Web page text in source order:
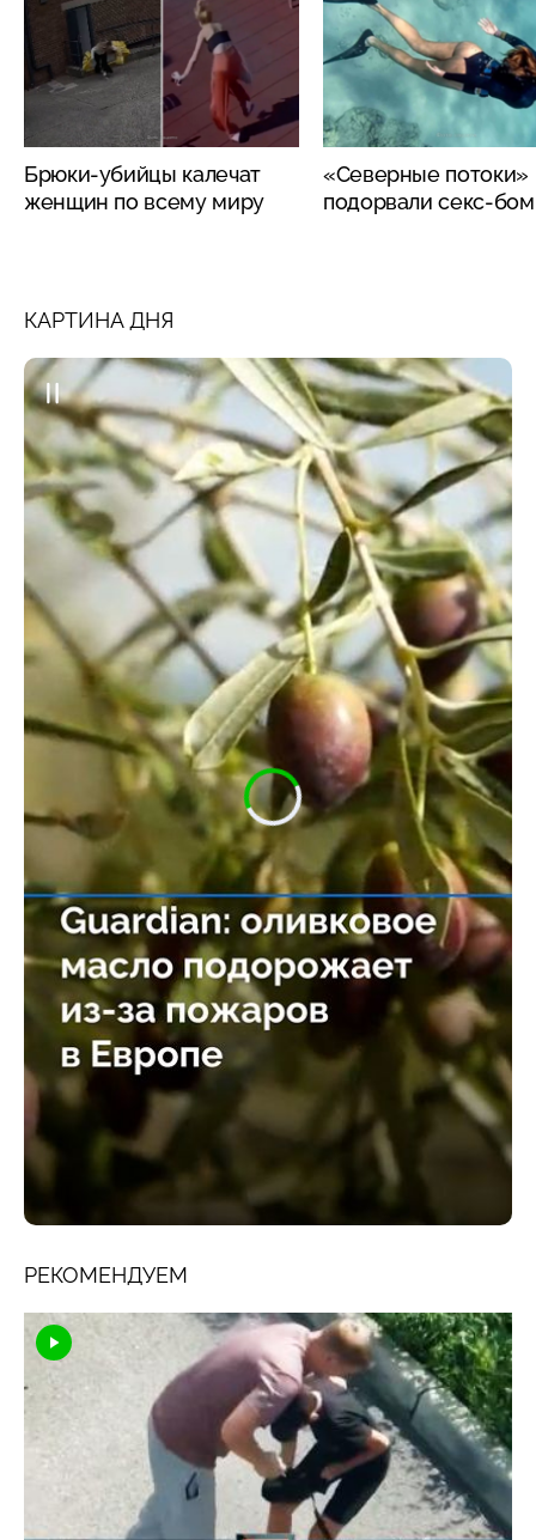
Брюки-убийцы калечат
женщин по всему миру
«Северные потоки»
подорвали секс-
КАРТИНА ДНЯ
РЕКОМЕНДУЕМ